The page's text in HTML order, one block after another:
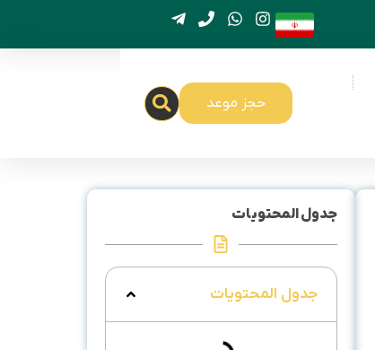
حجز موعد
جدول المحتويات
جدول المحتويات